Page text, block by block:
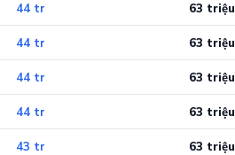
44 tr 63 triệu
44 tr 63 triệu
44 tr 63 triệu
44 tr 63 triệu
43 tr 63 triệu